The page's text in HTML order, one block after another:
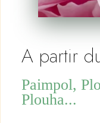
A partir
Paimpol,
Plouha...